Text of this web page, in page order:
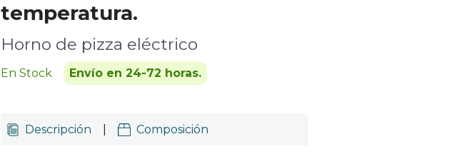
temperatura.
Horno de pizza eléctrico
En Stock Envío en 24-72 horas.
Descripción Composición